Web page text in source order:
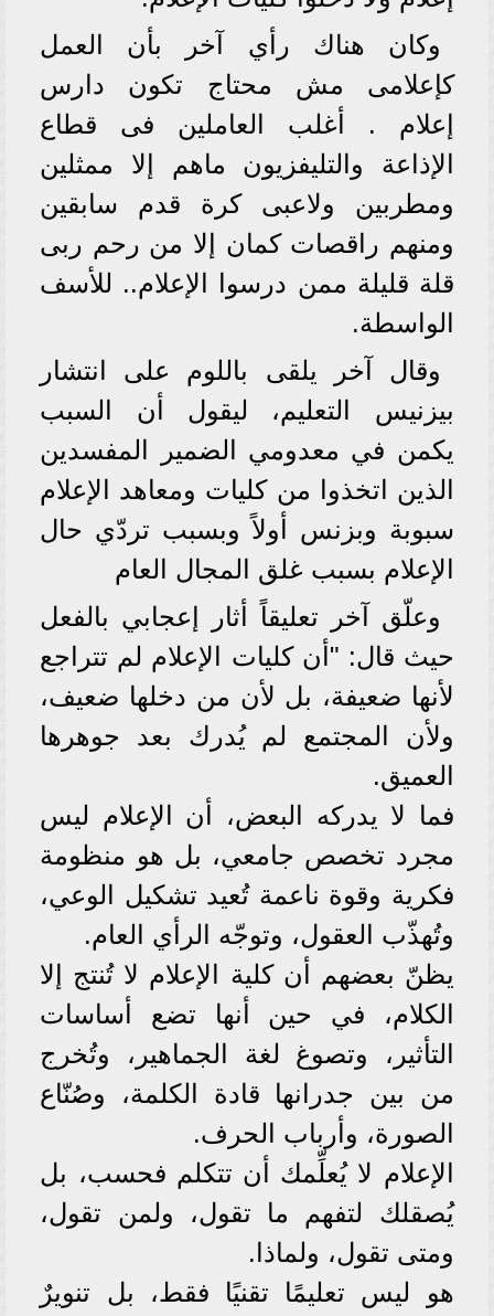
وكان هناك رأي آخر بأن العمل
كإعلامى مش محتاج تكون دارس
إعلام . أغلب العاملين فى قطاع
الإذاعة والتليفزيون ماهم إلا ممثلين
ومطربين ولاعبى كرة قدم سابقين
ومنهم راقصات كمان إلا من رحم ربى
قلة قليلة ممن درسوا الإعلام.. للأسف
الواسطة.
وقال آخر يلقى باللوم على انتشار
بيزنيس التعليم، ليقول أن السبب
يكمن في معدومي الضمير المفسدين
الذين اتخذوا من كليات ومعاهد الإعلام
سبوبة وبزنس أولاً وبسبب تردّي حال
الإعلام بسبب غلق المجال العام
وعلّق آخر تعليقاً أثار إعجابي بالفعل
حيث قال: "أن كليات الإعلام لم تتراجع
لأنها ضعيفة، بل لأن من دخلها ضعيف،
ولأن المجتمع لم يُدرك بعد جوهرها
العميق.
فما لا يدركه البعض، أن الإعلام ليس
مجرد تخصص جامعي، بل هو منظومة
فكرية وقوة ناعمة تُعيد تشكيل الوعي،
وتُهذّب العقول، وتوجّه الرأي العام.
يظنّ بعضهم أن كلية الإعلام لا تُنتج إلا
الكلام، في حين أنها تضع أساسات
التأثير، وتصوغ لغة الجماهير، وتُخرج
من بين جدرانها قادة الكلمة، وصُنّاع
الصورة، وأرباب الحرف.
الإعلام لا يُعلِّمك أن تتكلم فحسب، بل
يُصقلك لتفهم ما تقول، ولمن تقول،
ومتى تقول، ولماذا.
هو ليس تعليمًا تقنيًا فقط، بل تنويرٌ